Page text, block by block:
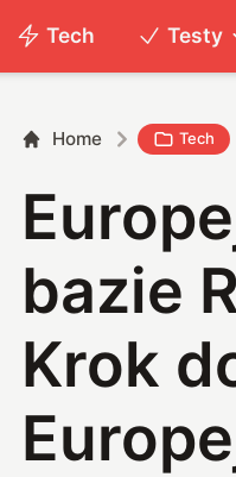
Tech Testy
Home Tech
bazie
Krok